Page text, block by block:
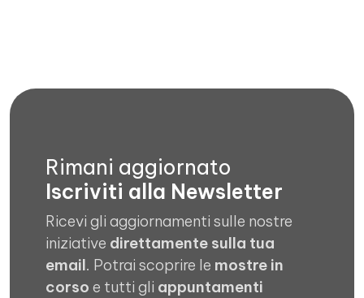
Rimani aggiornato
Iscriviti alla Newsletter
Ricevi gli aggiornamenti sulle nostre
iniziative direttamente sulla tua
email. Potrai scoprire le mostre in
corso e tutti gli appuntamenti